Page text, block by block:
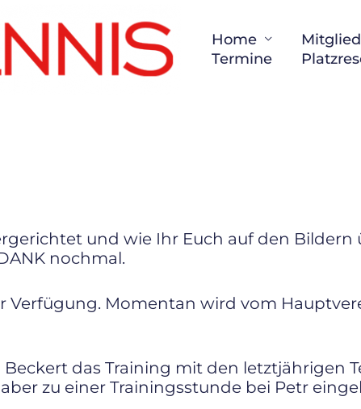
Home
Termine
und wie Ihr Euch auf den
nochmal.
Verfügung. Momentan wird vom
das Training mit den letztjährigen
zu einer Trainingsstunde bei Petr